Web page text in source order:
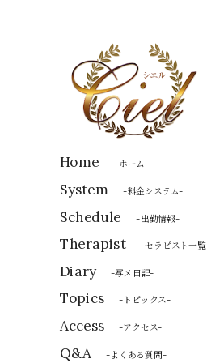
Home -ホーム-
System -料金システム-
Schedule -出勤情報-
Therapist -セラピスト一
Diary -写メ日記-
Topics -トピックス-
Access -アクセス-
Q&A -よくある質問-